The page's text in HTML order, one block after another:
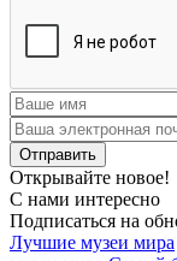
Открывайте новое!
С нами интересно
Подписаться на
Лучшие музеи мира